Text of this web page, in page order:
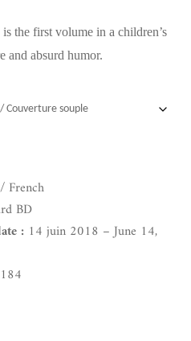
the first volume in a children’s
and absurd humor.
French
BD
: 14 juin 2018 – June 14,
184